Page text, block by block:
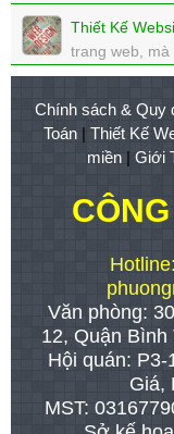
đáp ứng được
xem: 2820 | cập nhật:
Thiết Kế
trang web,
chủ kiếm tiền
Chính sách & Quy
Toán| Thiết Kế
miền| Giới
Văn phòng:
12, Quận Bình
Hội quán:
Giá,
MST: